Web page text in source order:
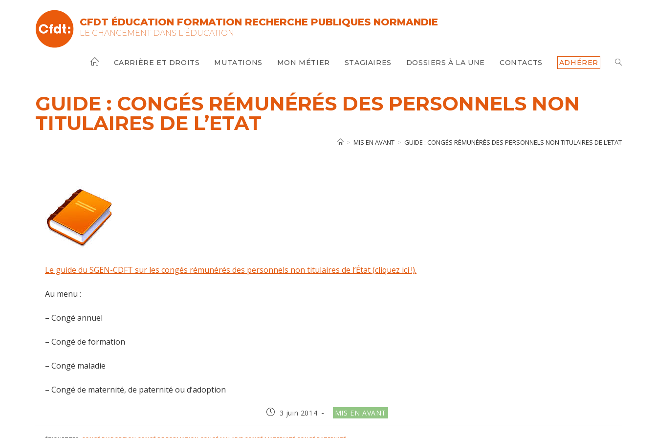
CFDT ÉDUCATION FORMATION RECHERCHE PUBLIQUES NORMANDIE
LE CHANGEMENT DANS L'ÉDUCATION
CARRIÈRE ET DROITS MUTATIONS MON MÉTIER STAGIAIRES DOSSIERS À LA UNE CONTACTS ADHÉRER TOGGLE
GUIDE : CONGÉS RÉMUNÉRÉS DES PERSONNELS NON
TITULAIRES DE L’ETAT
> MIS EN AVANT > GUIDE : CONGÉS RÉMUNÉRÉS DES PERSONNELS NON TITULAIRES DE L’ETAT
Le guide du SGEN-CDFT sur les congés rémunérés des personnels non titulaires de l’État (cliquez ici !).
Au menu :
– Congé annuel
– Congé de formation
– Congé maladie
– Congé de maternité, de paternité ou d’adoption
Publication
3 juin 2014
Post
category:
MIS EN AVANT